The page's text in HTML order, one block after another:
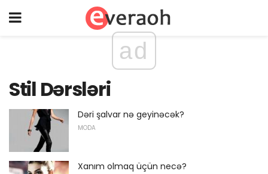
ad
Stil Dərsləri
Dəri şalvar nə geyinəcək?
MODA
Xanım olmaq üçün necə?